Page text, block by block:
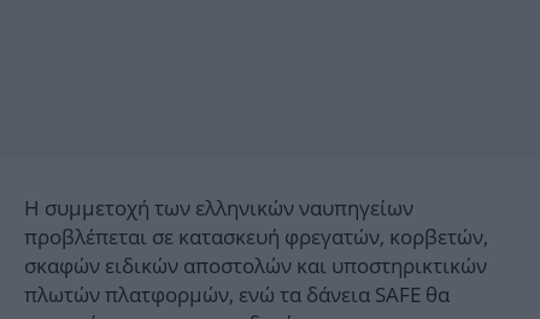
Η συμμετοχή των ελληνικών ναυπηγείων
προβλέπεται σε κατασκευή φρεγατών, κορβετών,
σκαφών ειδικών αποστολών και υποστηρικτικών
πλωτών πλατφορμών, ενώ τα δάνεια SAFE θα